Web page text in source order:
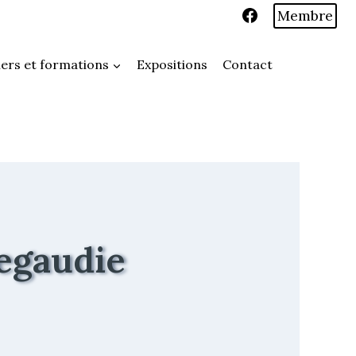
Membre
et formations Expositions Contact